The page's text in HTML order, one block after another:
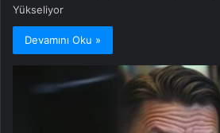
Yükseliyor
Devamını Oku »